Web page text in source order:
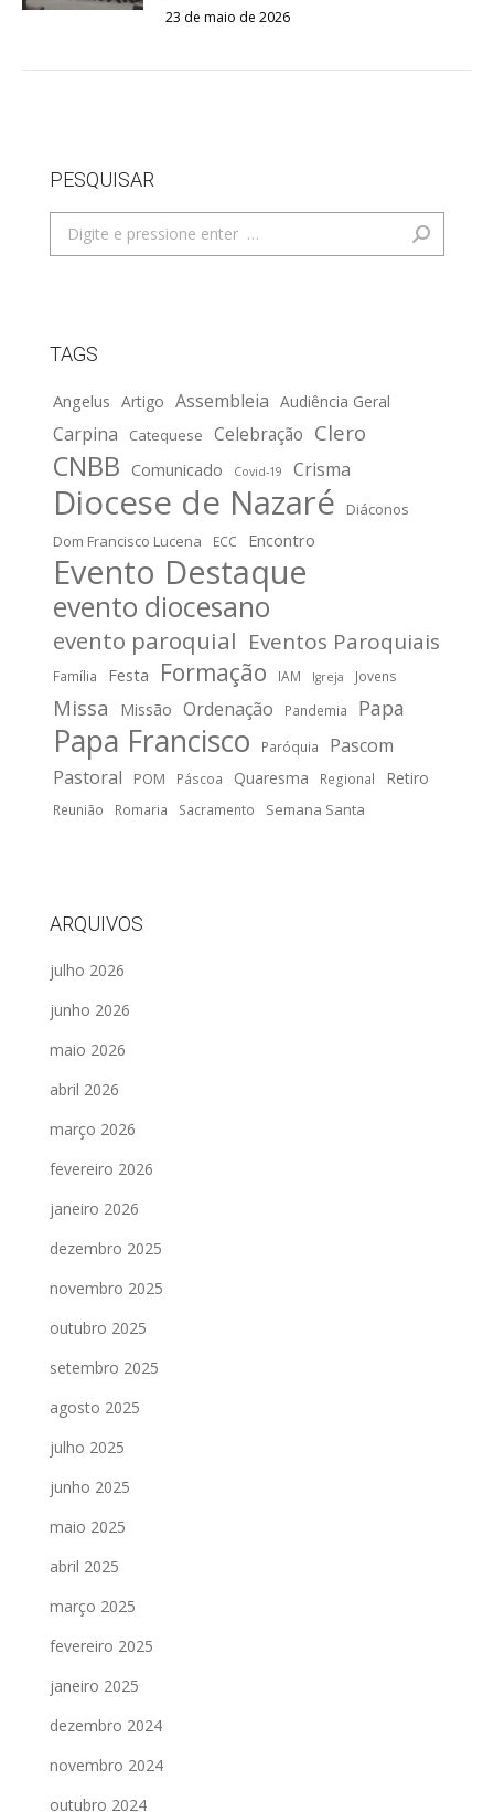
23 de maio de 2026
PESQUISAR
Search:
TAGS
Angelus Artigo Assembleia Audiência Geral
Carpina Catequese Celebração Clero
CNBB Comunicado Covid-19 Crisma
Diocese de Nazaré
Diáconos
Dom Francisco Lucena
ECC Encontro
Evento Destaque
evento diocesano
evento paroquial Eventos Paroquiais
Família Festa Formação IAM Igreja Jovens
Missa Missão Ordenação Pandemia Papa
Papa Francisco Paróquia
Pascom
Pastoral
POM Páscoa Quaresma Regional Retiro
Reunião Romaria Sacramento Semana Santa
ARQUIVOS
julho 2026
junho 2026
maio 2026
abril 2026
março 2026
fevereiro 2026
janeiro 2026
dezembro 2025
novembro 2025
outubro 2025
setembro 2025
agosto 2025
julho 2025
junho 2025
maio 2025
abril 2025
março 2025
fevereiro 2025
janeiro 2025
dezembro 2024
novembro 2024
outubro 2024